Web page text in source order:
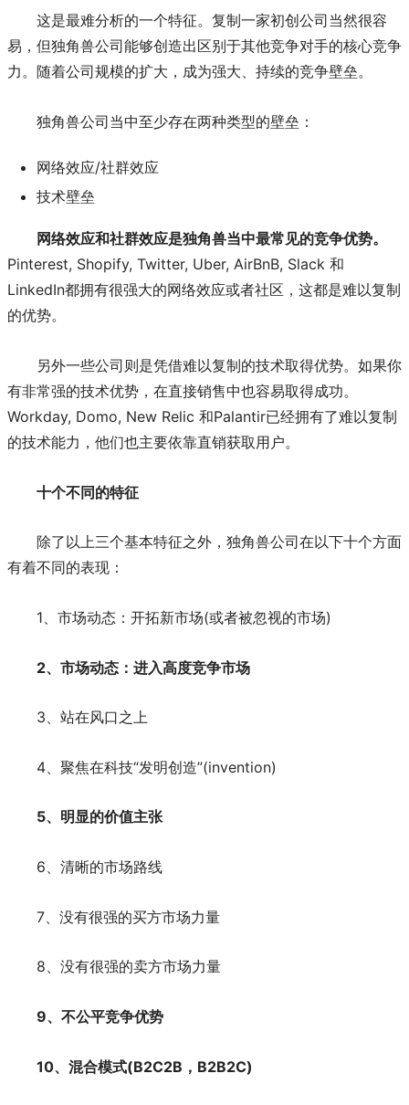
这是最难分析的一个特征。复制一家初创公司当然很容
易，但独角兽公司能够创造出区别于其他竞争对手的核心竞争
力。随着公司规模的扩大，成为强大、持续的竞争壁垒。
独角兽公司当中至少存在两种类型的壁垒：
网络效应/社群效应
技术壁垒
网络效应和社群效应是独角兽当中最常见的竞争优势。
Pinterest, Shopify, Twitter, Uber, AirBnB, Slack 和
LinkedIn都拥有很强大的网络效应或者社区，这都是难以复制
的优势。
另外一些公司则是凭借难以复制的技术取得优势。如果你
有非常强的技术优势，在直接销售中也容易取得成功。
Workday, Domo, New Relic 和Palantir已经拥有了难以复制
的技术能力，他们也主要依靠直销获取用户。
十个不同的特征
除了以上三个基本特征之外，独角兽公司在以下十个方面
有着不同的表现：
1、市场动态：开拓新市场(或者被忽视的市场)
2、市场动态：进入高度竞争市场
3、站在风口之上
4、聚焦在科技“发明创造”(invention)
5、明显的价值主张
6、清晰的市场路线
7、没有很强的买方市场力量
8、没有很强的卖方市场力量
9、不公平竞争优势
10、混合模式(B2C2B，B2B2C)